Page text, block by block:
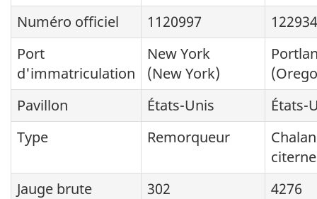
Numéro officiel 1120997
Port
d'immatriculation
New York
(New York)
Pavillon
États-Unis
États-
Type
Remorqueur
citerne
Jauge brute
302
4276